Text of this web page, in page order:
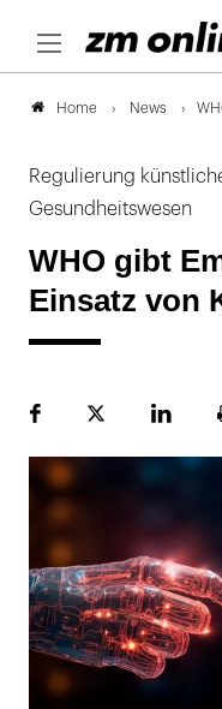
Home News
Regulierung
Gesundheitswesen
WHO gibt
Einsatz von
FacebookPlattformLinekdIn